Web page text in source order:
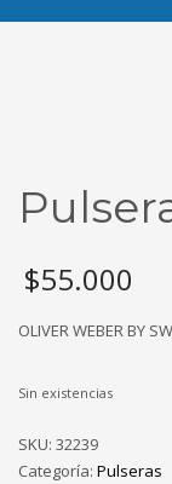
$55.000
OLIVER WEBER BY
Sin existencias
SKU: 32239
Categoría: Pulseras